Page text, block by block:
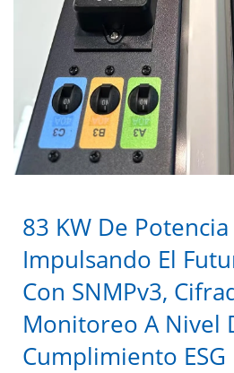
83 KW De
Impulsando El
Con SNMPv3,
Monitoreo A Nivel
Cumplimiento ESG